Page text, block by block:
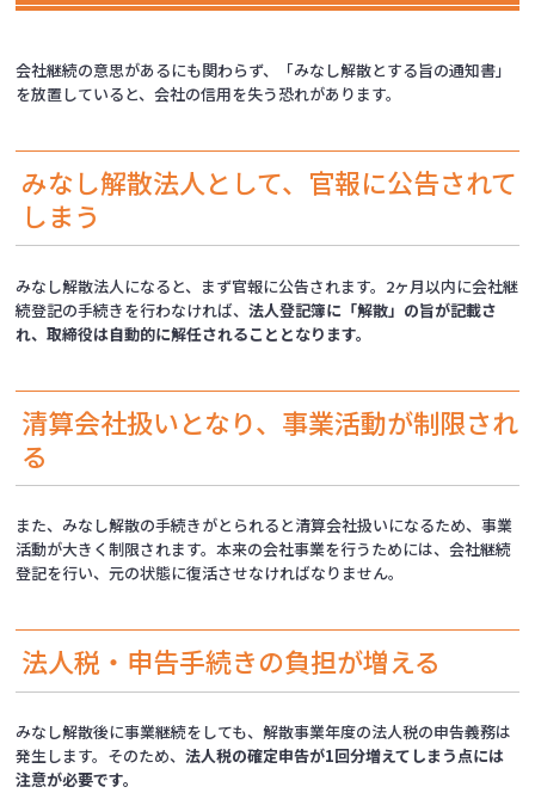
会社継続の意思があるにも関わらず、「みなし解散とする旨の通知書」
を放置していると、会社の信用を失う恐れがあります。
みなし解散法人として、官報に公告されて
しまう
みなし解散法人になると、まず官報に公告されます。2ヶ月以内に会社継
続登記の手続きを行わなければ、法人登記簿に「解散」の旨が記載さ
れ、取締役は自動的に解任されることとなります。
清算会社扱いとなり、事業活動が制限され
る
また、みなし解散の手続きがとられると清算会社扱いになるため、事業
活動が大きく制限されます。本来の会社事業を行うためには、会社継続
登記を行い、元の状態に復活させなければなりません。
法人税・申告手続きの負担が増える
みなし解散後に事業継続をしても、解散事業年度の法人税の申告義務は
発生します。そのため、法人税の確定申告が1回分増えてしまう点には
注意が必要です。